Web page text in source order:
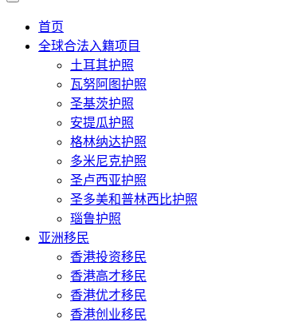
首页
全球合法入籍项目
土耳其护照
瓦努阿图护照
圣基茨护照
安提瓜护照
格林纳达护照
多米尼克护照
圣卢西亚护照
圣多美和普林西比护照
瑙鲁护照
亚洲移民
香港投资移民
香港高才移民
香港优才移民
香港创业移民